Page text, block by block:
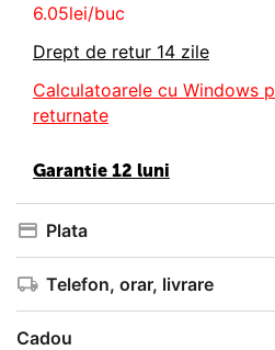
6.05lei/buc
Drept de retur 14 zile
Calculatoarele cu Windows
returnate
Garantie 12 luni
Plata
Telefon, orar, livrare
Cadou